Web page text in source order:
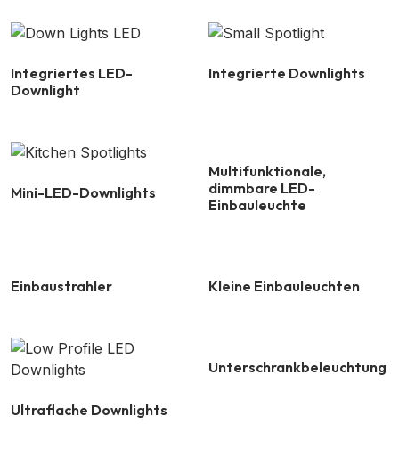
Integriertes LED-
Downlight
Integrierte Downlights
Mini-LED-Downlights
Multifunktionale,
dimmbare LED-
Einbauleuchte
Einbaustrahler Kleine Einbauleuchten
Ultraflache Downlights
Unterschrankbeleuchtung